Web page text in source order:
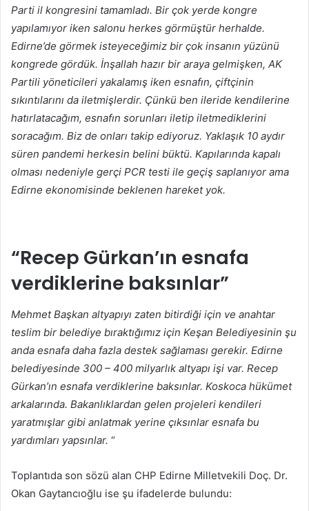
Parti il kongresini tamamladı. Bir çok yerde kongre
yapılamıyor iken salonu herkes görmüştür herhalde.
Edirne’de görmek isteyeceğimiz bir çok insanın yüzünü
kongrede gördük. İnşallah hazır bir araya gelmişken, AK
Partili yöneticileri yakalamış iken esnafın, çiftçinin
sıkıntılarını da iletmişlerdir. Çünkü ben ileride kendilerine
hatırlatacağım, esnafın sorunları iletip iletmediklerini
soracağım. Biz de onları takip ediyoruz. Yaklaşık 10 aydır
süren pandemi herkesin belini büktü. Kapılarında kapalı
olması nedeniyle gerçi PCR testi ile geçiş saplanıyor ama
Edirne ekonomisinde beklenen hareket yok.
“Recep Gürkan’ın esnafa
verdiklerine baksınlar”
Mehmet Başkan altyapıyı zaten bitirdiği için ve anahtar
teslim bir belediye bıraktığımız için Keşan Belediyesinin şu
anda esnafa daha fazla destek sağlaması gerekir. Edirne
belediyesinde 300 – 400 milyarlık altyapı işi var. Recep
Gürkan’ın esnafa verdiklerine baksınlar. Koskoca hükümet
arkalarında. Bakanlıklardan gelen projeleri kendileri
yaratmışlar gibi anlatmak yerine çıksınlar esnafa bu
yardımları yapsınlar. “
Toplantıda son sözü alan CHP Edirne Milletvekili Doç. Dr.
Okan Gaytancıoğlu ise şu ifadelerde bulundu: